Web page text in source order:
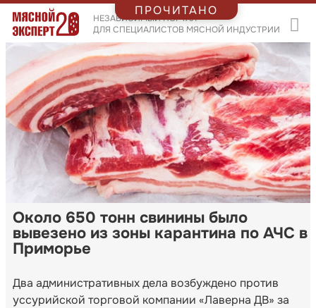
НЕЗАВИСИМЫЙ ПОРТАЛ
ДЛЯ СПЕЦИАЛИСТОВ МЯСНОЙ ИНДУСТРИИ
Около 650 тонн свинины было
вывезено из зоны карантина по АЧС в
Приморье
Два административных дела возбуждено против
уссурийской торговой компании «Лаверна ДВ» за
ПРОЧИТАНО